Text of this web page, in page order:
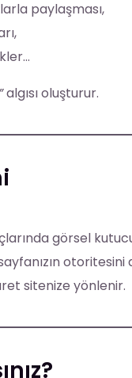
paylaşması,
algısı oluşturur.
görsel
otoritesini
sitenize yönlenir.